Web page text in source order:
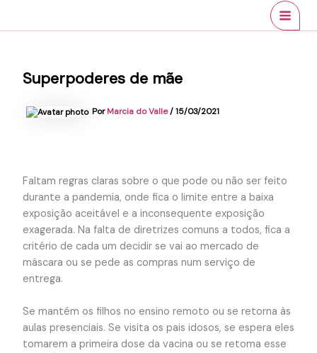
Superpoderes de mãe
PorMarcia do Valle/15/03/2021
Faltam regras claras sobre o que pode ou não ser feito
durante a pandemia, onde fica o limite entre a baixa
exposição aceitável e a inconsequente exposição
exagerada. Na falta de diretrizes comuns a todos, fica a
critério de cada um decidir se vai ao mercado de
máscara ou se pede as compras num serviço de
entrega.
Se mantém os filhos no ensino remoto ou se retorna às
aulas presenciais. Se visita os pais idosos, se espera eles
tomarem a primeira dose da vacina ou se retoma esse